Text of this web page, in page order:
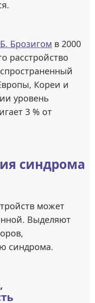
Брозигом в 2000
расстройство
Кореи и
уровень
3 % от
синдрома
может
Выделяют
синдрома.